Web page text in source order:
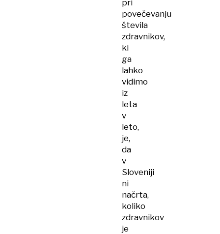
pri
povečevanju
števila
zdravnikov,
ki
ga
lahko
vidimo
iz
leta
v
leto,
je,
da
v
Sloveniji
ni
načrta,
koliko
zdravnikov
je